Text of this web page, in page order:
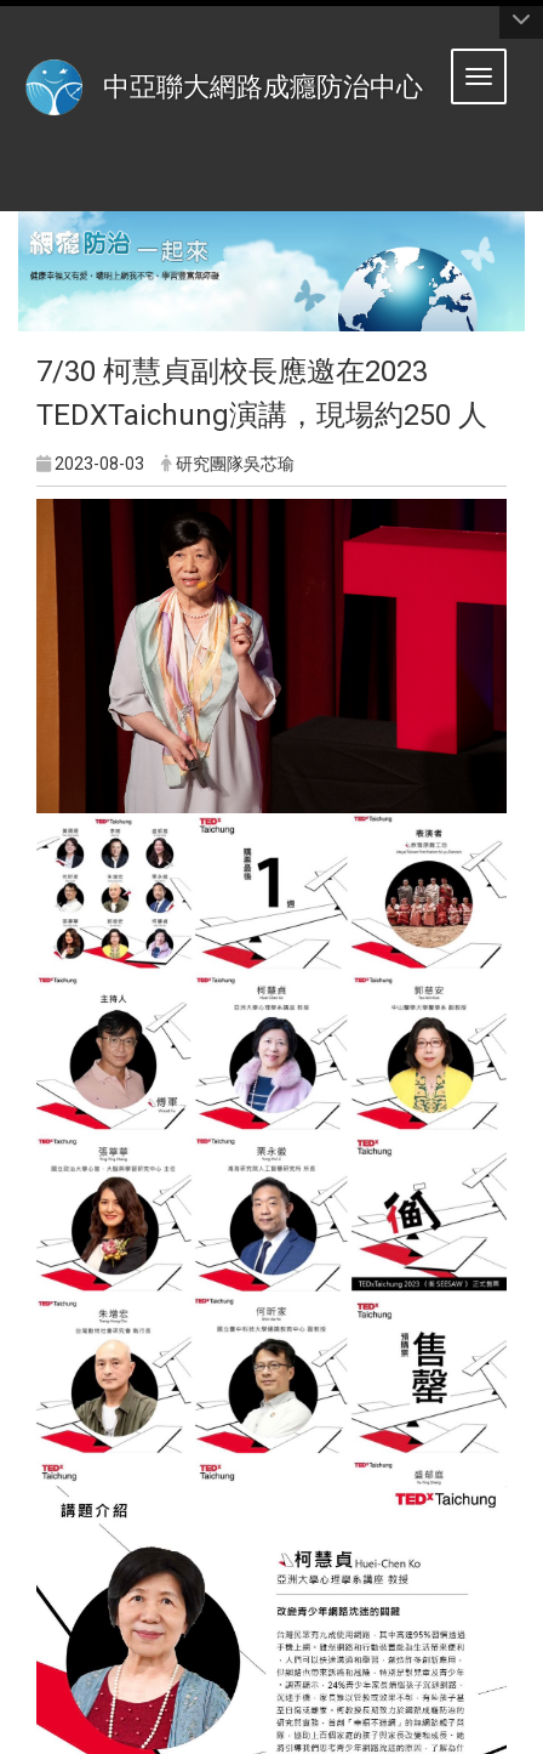
Toggle
中亞聯大網路成癮防治中心
7/30 柯慧貞副校長應邀在2023
TEDXTaichung演講，現場約250 人
2023-08-03 研究團隊吳芯瑜